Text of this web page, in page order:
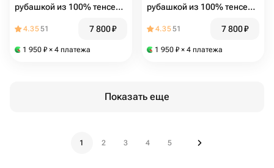
рубашкой из 100% тенселя
4.3551 7 800₽
1 950 ₽ × 4 платежа
рубашкой из 100% тенселя
4.3551 7 800₽
1 950 ₽ × 4 платежа
Показать еще
1 2 3 4 5